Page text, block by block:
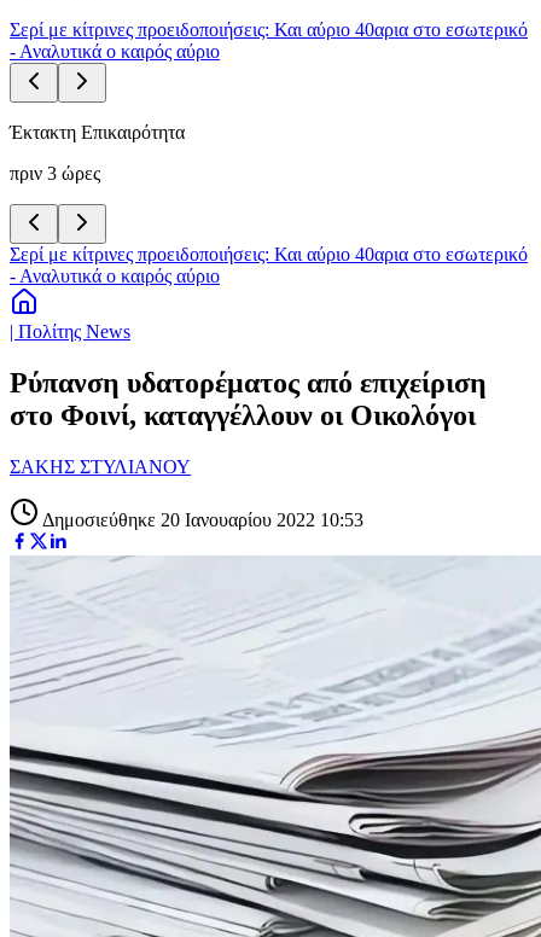
Σερί με κίτρινες προειδοποιήσεις: Και αύριο 40αρια στο εσωτερικό
- Αναλυτικά ο καιρός αύριο
Έκτακτη Επικαιρότητα
πριν 3 ώρες
Σερί με κίτρινες προειδοποιήσεις: Και αύριο 40αρια στο εσωτερικό
- Αναλυτικά ο καιρός αύριο
| Πολίτης News
Ρύπανση υδατορέματος από επιχείριση
στο Φοινί, καταγγέλλουν οι Οικολόγοι
ΣΑΚΗΣ ΣΤΥΛΙΑΝΟΥ
Δημοσιεύθηκε 20 Ιανουαρίου 2022 10:53